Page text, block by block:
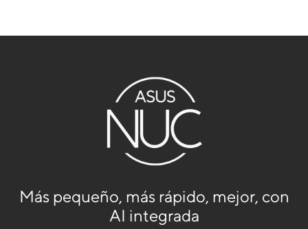
Más pequeño, más rápido, mejor, con
AI integrada